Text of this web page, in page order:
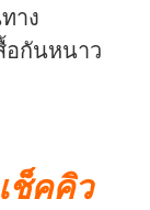
าง
อกันหนาว
เช็คคิว